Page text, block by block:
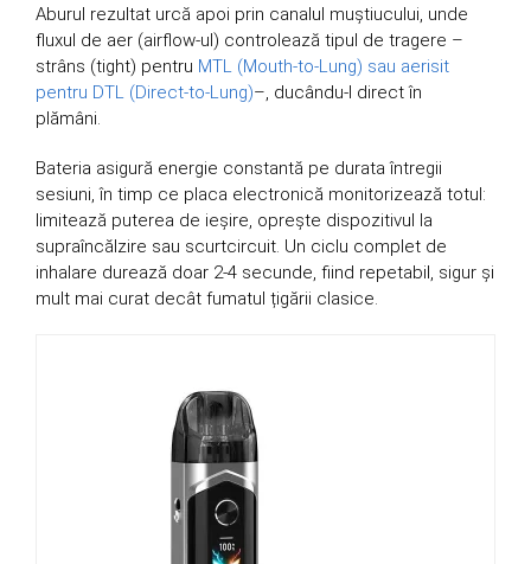
Aburul rezultat urcă apoi prin canalul muștiucului, unde
fluxul de aer (airflow-ul) controlează tipul de tragere –
strâns (tight) pentru MTL (Mouth-to-Lung) sau aerisit
pentru DTL (Direct-to-Lung)–, ducându-l direct în
plămâni.
Bateria asigură energie constantă pe durata întregii
sesiuni, în timp ce placa electronică monitorizează totul:
limitează puterea de ieșire, oprește dispozitivul la
supraîncălzire sau scurtcircuit. Un ciclu complet de
inhalare durează doar 2-4 secunde, fiind repetabil, sigur și
mult mai curat decât fumatul țigării clasice.